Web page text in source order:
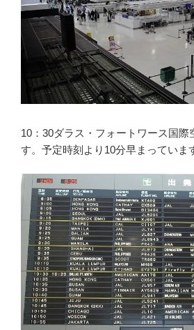
10：30ダラス・フォートワース国際
す。予定時刻より10分早まっていま